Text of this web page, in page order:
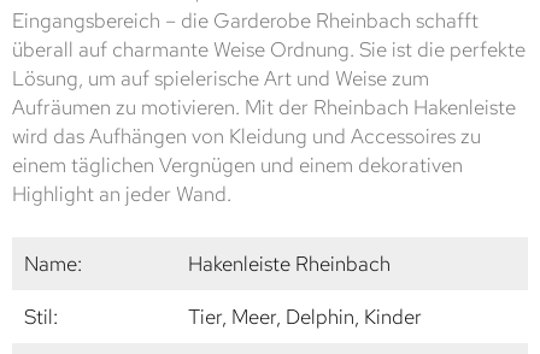
Eingangsbereich – die Garderobe Rheinbach schafft
überall auf charmante Weise Ordnung. Sie ist die perfekte
Lösung, um auf spielerische Art und Weise zum
Aufräumen zu motivieren. Mit der Rheinbach Hakenleiste
wird das Aufhängen von Kleidung und Accessoires zu
einem täglichen Vergnügen und einem dekorativen
Highlight an jeder Wand.
Name:
Hakenleiste Rheinbach
Stil:
Tier, Meer, Delphin, Kinder